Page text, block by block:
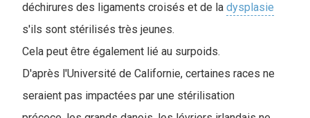
déchirures des ligaments croisés et de la dysplasie
s'ils sont stérilisés très jeunes.
Cela peut être également lié au surpoids.
D'après l'Université de Californie, certaines races ne
seraient pas impactées par une stérilisation